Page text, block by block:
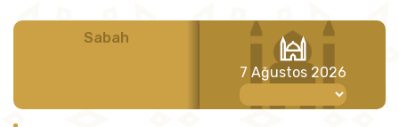
Sabah Öğle
7 Ağustos 2026